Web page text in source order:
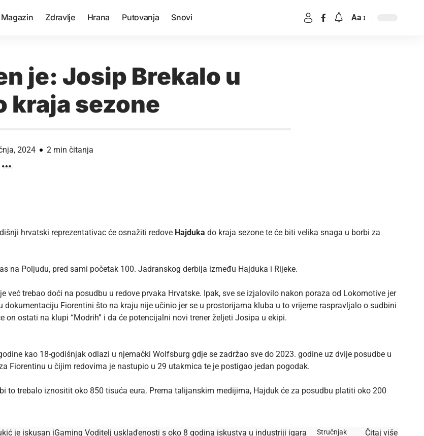
Magazin Zdravlje Hrana Putovanja Snovi Aa
je: Josip Brekalo u
kraja sezone
2024 2 min čitanja
hrvatski reprezentativac će osnažiti redove Hajduka do kraja sezone te će biti velika snaga u borbi za
na Poljudu, pred sami početak 100. Jadranskog derbija između Hajduka i Rijeke.
već trebao doći na posudbu u redove prvaka Hrvatske. Ipak, sve se izjalovilo nakon poraza od Lokomotive jer
dokumentaciju Fiorentini što na kraju nije učinio jer se u prostorijama kluba u to vrijeme raspravljalo o sudbini
ostati na klupi “Modrih” i da će potencijalni novi trener željeti Josipa u ekipi.
kao 18-godišnjak odlazi u njemački Wolfsburg gdje se zadržao sve do 2023. godine uz dvije posudbe u
Fiorentinu u čijim redovima je nastupio u 29 utakmica te je postigao jedan pogodak.
to trebalo iznositit oko 850 tisuća eura. Prema talijanskim medijima, Hajduk će za posudbu platiti oko 200
je iskusan iGaming Voditelj usklađenosti s oko 8 godina iskustva u industriji igara
Stručnjak
Čitaj više